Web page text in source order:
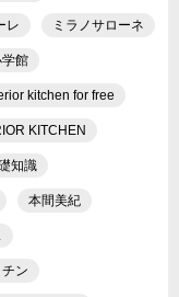
レ ミラノサローネ
館
kitchen for free
KITCHEN
知識
本間美紀
ン